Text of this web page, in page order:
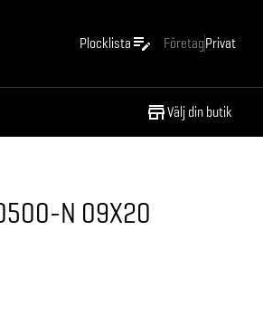
Plocklista FöretagPrivat
Välj din butik
0500-N 09X20